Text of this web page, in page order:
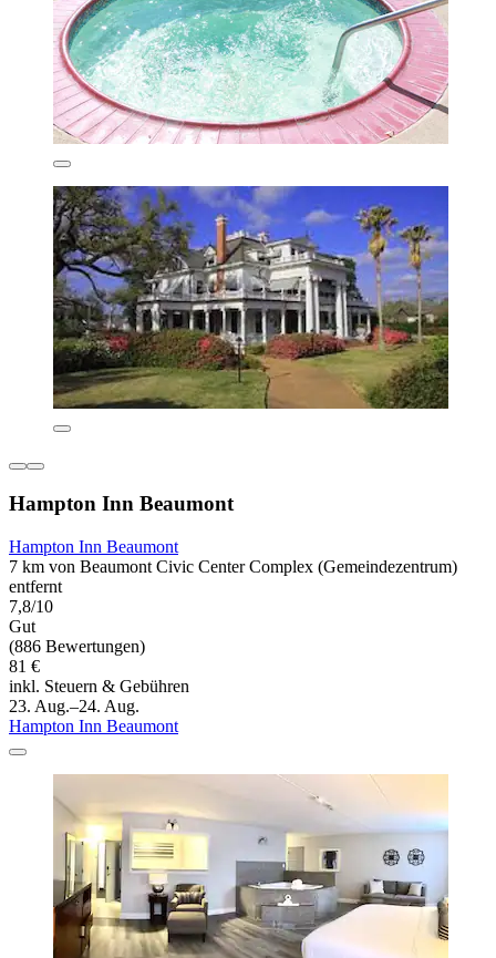
Hampton Inn Beaumont
Hampton Inn Beaumont
7 km von Beaumont Civic Center Complex (Gemeindezentrum)
entfernt
7,8/10
Gut
(886 Bewertungen)
81 €
inkl. Steuern & Gebühren
23. Aug.–24. Aug.
Hampton Inn Beaumont